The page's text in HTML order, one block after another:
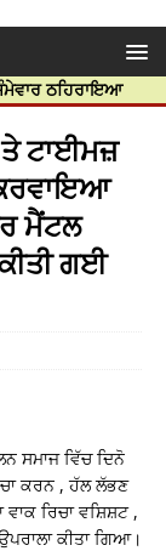
ਠਹਿਰਾਇਆ
ਟਾਈਮਜ਼
ਮੈਂਟਲ
ਗਈ
ਸਮਾਜ ਵਿੱਚ ਦਿਨੋ
ਕਰਨ , ਹੱਲ ਲੱਭਣ
ਰਿਚਾ ਵਸ਼ਿਸ਼ਟ ,
ਕੀਤਾ ਗਿਆ।